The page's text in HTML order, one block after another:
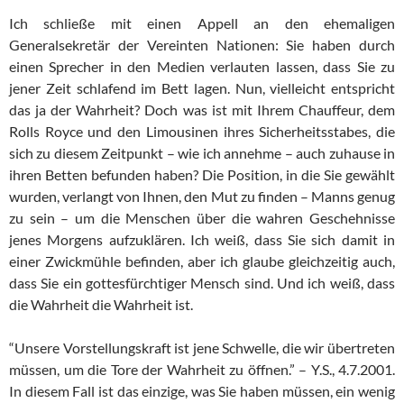
Ich schließe mit einen Appell an den ehemaligen
Generalsekretär der Vereinten Nationen: Sie haben durch
einen Sprecher in den Medien verlauten lassen, dass Sie zu
jener Zeit schlafend im Bett lagen. Nun, vielleicht entspricht
das ja der Wahrheit? Doch was ist mit Ihrem Chauffeur, dem
Rolls Royce und den Limousinen ihres Sicherheitsstabes, die
sich zu diesem Zeitpunkt – wie ich annehme – auch zuhause in
ihren Betten befunden haben? Die Position, in die Sie gewählt
wurden, verlangt von Ihnen, den Mut zu finden – Manns genug
zu sein – um die Menschen über die wahren Geschehnisse
jenes Morgens aufzuklären. Ich weiß, dass Sie sich damit in
einer Zwickmühle befinden, aber ich glaube gleichzeitig auch,
dass Sie ein gottesfürchtiger Mensch sind. Und ich weiß, dass
die Wahrheit die Wahrheit ist.
“Unsere Vorstellungskraft ist jene Schwelle, die wir übertreten
müssen, um die Tore der Wahrheit zu öffnen.” – Y.S., 4.7.2001.
In diesem Fall ist das einzige, was Sie haben müssen, ein wenig